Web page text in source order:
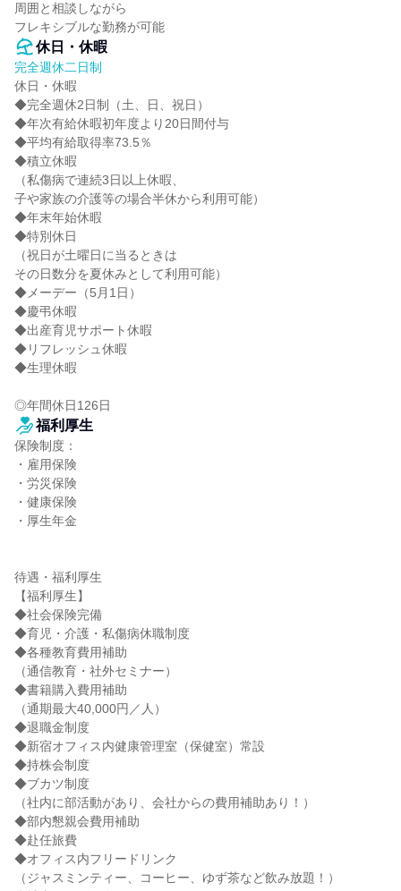
周囲と相談しながら
フレキシブルな勤務が可能
休日・休暇
完全週休二日制
休日・休暇
◆完全週休2日制（土、日、祝日）
◆年次有給休暇初年度より20日間付与
◆平均有給取得率73.5％
◆積立休暇
（私傷病で連続3日以上休暇、
子や家族の介護等の場合半休から利用可能）
◆年末年始休暇
◆特別休日
（祝日が土曜日に当るときは
その日数分を夏休みとして利用可能）
◆メーデー（5月1日）
◆慶弔休暇
◆出産育児サポート休暇
◆リフレッシュ休暇
◆生理休暇
◎年間休日126日
福利厚生
保険制度：
・雇用保険
・労災保険
・健康保険
・厚生年金
待遇・福利厚生
【福利厚生】
◆社会保険完備
◆育児・介護・私傷病休職制度
◆各種教育費用補助
（通信教育・社外セミナー）
◆書籍購入費用補助
（通期最大40,000円／人）
◆退職金制度
◆新宿オフィス内健康管理室（保健室）常設
◆持株会制度
◆ブカツ制度
（社内に部活動があり、会社からの費用補助あり！）
◆部内懇親会費用補助
◆赴任旅費
◆オフィス内フリードリンク
（ジャスミンティー、コーヒー、ゆず茶など飲み放題！）